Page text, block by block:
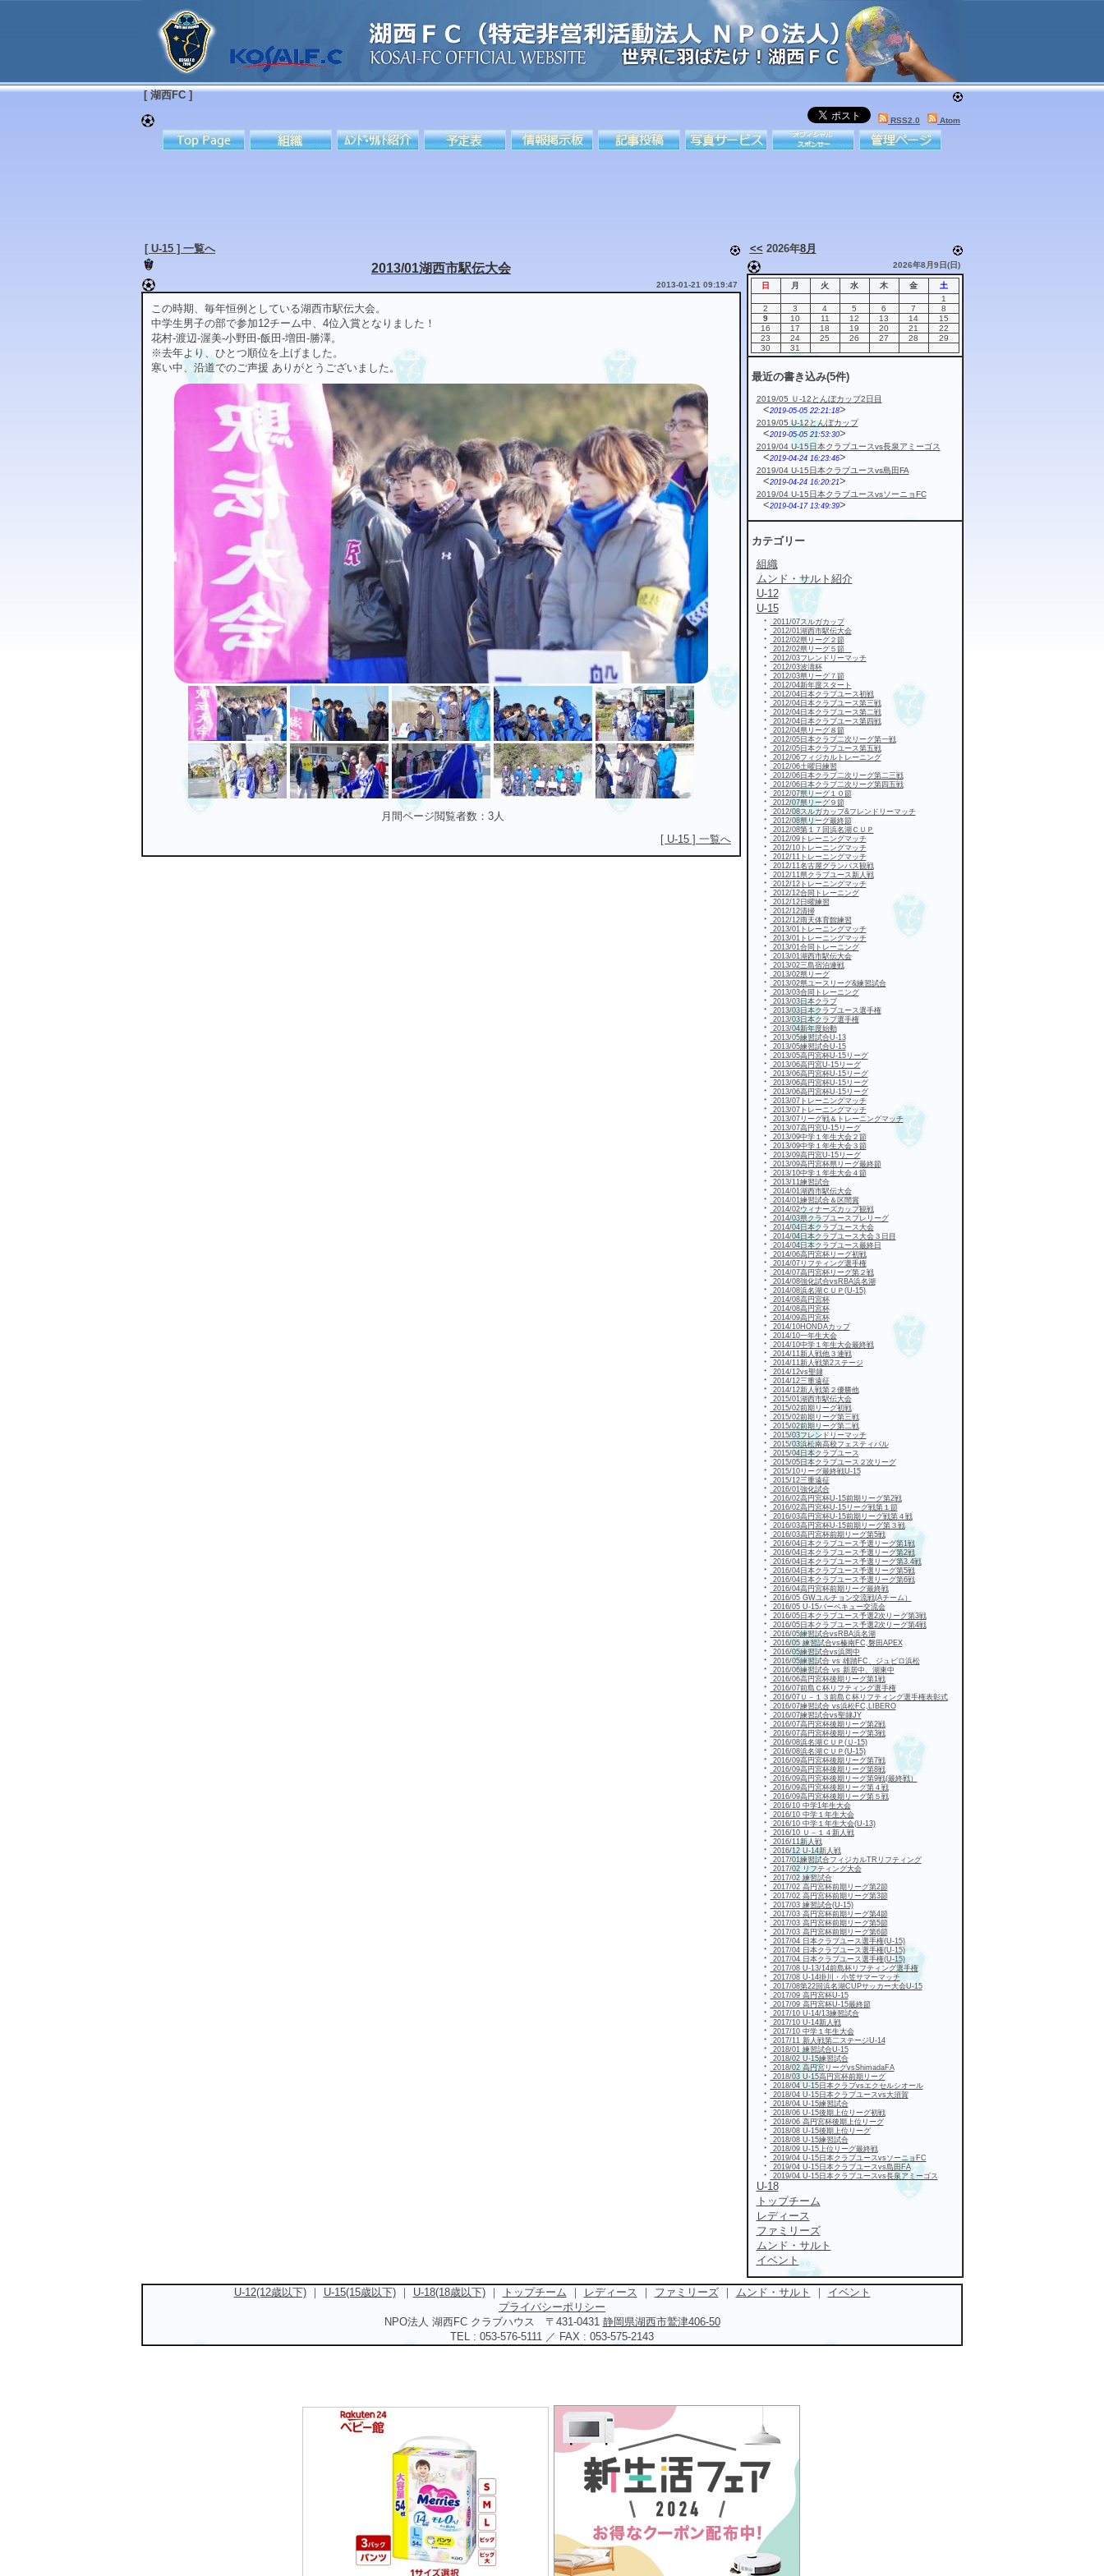
[ 湖西FC ]
RSS2.0 Atom
[ U-15 ] 一覧へ
2013/01湖西市駅伝大会
2013-01-21 09:19:47
この時期、毎年恒例としている湖西市駅伝大会。
中学生男子の部で参加12チーム中、4位入賞となりました！
花村-渡辺-渥美-小野田-飯田-増田-勝澤。
※去年より、ひとつ順位を上げました。
寒い中、沿道でのご声援 ありがとうございました。
月間ページ閲覧者数：3人
[ U-15 ] 一覧へ
<< 2026年8月
2026年8月9日(日)
日 月 火 水 木 金
土
1
2
3 4 5 6 7
8
9
10 11 12 13 14
15
16
17 18 19 20 21
22
23
24 25 26 27 28
29
30
31
最近の書き込み(5件)
2019/05 Ｕ-12とんぼカップ2日目
<2019-05-05 22:21:18>
2019/05 U-12とんぼカップ
<2019-05-05 21:53:30>
2019/04 U-15日本クラブユースvs長泉アミーゴス
<2019-04-24 16:23:46>
2019/04 U-15日本クラブユースvs島田FA
<2019-04-24 16:20:21>
2019/04 U-15日本クラブユースvsソーニョFC
<2019-04-17 13:49:39>
カテゴリー
組織
ムンド・サルト紹介
U-12
U-15
・
2011/07スルガカップ
・ 2012/01湖西市駅伝大会
・ 2012/02県リーグ２節
・ 2012/02県リーグ５節
・ 2012/03フレンドリーマッチ
・ 2012/03波濤杯
・ 2012/03県リーグ７節
・ 2012/04新年度スタート
・ 2012/04日本クラブユース初戦
・ 2012/04日本クラブユース第三戦
・ 2012/04日本クラブユース第二戦
・ 2012/04日本クラブユース第四戦
・ 2012/04県リーグ８節
・ 2012/05日本クラブ二次リーグ第一戦
・ 2012/05日本クラブユース第五戦
・ 2012/06フィジカルトレーニング
・ 2012/06土曜日練習
・ 2012/06日本クラブ二次リーグ第二三戦
・ 2012/06日本クラブ二次リーグ第四五戦
・ 2012/07県リーグ１０節
・ 2012/07県リーグ９節
・ 2012/08スルガカップ&フレンドリーマッチ
・ 2012/08県リーグ最終節
・ 2012/08第１７回浜名湖ＣＵＰ
・ 2012/09トレーニングマッチ
・ 2012/10トレーニングマッチ
・ 2012/11トレーニングマッチ
・ 2012/11名古屋グランパス観戦
・ 2012/11県クラブユース新人戦
・ 2012/12トレーニングマッチ
・ 2012/12合同トレーニング
・ 2012/12日曜練習
・ 2012/12清掃
・ 2012/12雨天体育館練習
・ 2013/01トレーニングマッチ
・ 2013/01トレーニングマッチ
・ 2013/01合同トレーニング
・ 2013/01湖西市駅伝大会
・ 2013/02三島宿泊連戦
・ 2013/02県リーグ
・ 2013/02県ユースリーグ&練習試合
・ 2013/03合同トレーニング
・ 2013/03日本クラブ
・ 2013/03日本クラブユース選手権
・ 2013/03日本クラブ選手権
・ 2013/04新年度始動
・ 2013/05練習試合U-13
・ 2013/05練習試合U-15
・ 2013/05高円宮杯U-15リーグ
・ 2013/06高円宮U-15リーグ
・ 2013/06高円宮杯U-15リーグ
・ 2013/06高円宮杯U-15リーグ
・ 2013/06高円宮杯U-15リーグ
・ 2013/07トレーニングマッチ
・ 2013/07トレーニングマッチ
・ 2013/07リーグ戦＆トレーニングマッチ
・ 2013/07高円宮U-15リーグ
・ 2013/09中学１年生大会２節
・ 2013/09中学１年生大会３節
・ 2013/09高円宮U-15リーグ
・ 2013/09高円宮杯県リーグ最終節
・ 2013/10中学１年生大会４節
・ 2013/11練習試合
・ 2014/01湖西市駅伝大会
・ 2014/01練習試合＆区間賞
・ 2014/02ウィナーズカップ観戦
・ 2014/03県クラブユースプレリーグ
・ 2014/04日本クラブユース大会
・ 2014/04日本クラブユース大会３日目
・ 2014/04日本クラブユース最終日
・ 2014/06高円宮杯リーグ初戦
・ 2014/07リフティング選手権
・ 2014/07高円宮杯リーグ第２戦
・ 2014/08強化試合vsRBA浜名湖
・ 2014/08浜名湖ＣＵＰ(U-15)
・ 2014/08高円宮杯
・ 2014/08高円宮杯
・ 2014/09高円宮杯
・ 2014/10HONDAカップ
・ 2014/10一年生大会
・ 2014/10中学１年生大会最終戦
・ 2014/11新人戦他３連戦
・ 2014/11新人戦第2ステージ
・ 2014/12vs聖隷
・ 2014/12三重遠征
・ 2014/12新人戦第２優勝他
・ 2015/01湖西市駅伝大会
・ 2015/02前期リーグ初戦
・ 2015/02前期リーグ第三戦
・ 2015/02前期リーグ第二戦
・ 2015/03フレンドリーマッチ
・ 2015/03浜松南高校フェスティバル
・ 2015/04日本クラブユース
・ 2015/05日本クラブユース２次リーグ
・ 2015/10リーグ最終戦U-15
・ 2015/12三重遠征
・ 2016/01強化試合
・ 2016/02高円宮杯U-15前期リーグ第2戦
・ 2016/02高円宮杯U-15リーグ戦第１節
・ 2016/03高円宮杯U-15前期リーグ戦第４戦
・ 2016/03高円宮杯U-15前期リーグ第３戦
・ 2016/03高円宮杯前期リーグ第5戦
・ 2016/04日本クラブユース予選リーグ第1戦
・ 2016/04日本クラブユース予選リーグ第2戦
・ 2016/04日本クラブユース予選リーグ第3.4戦
・ 2016/04日本クラブユース予選リーグ第5戦
・ 2016/04日本クラブユース予選リーグ第6戦
・ 2016/04高円宮杯前期リーグ最終戦
・ 2016/05 GWユルチョン交流戦(Aチーム）
・ 2016/05 U-15バーベキュー交流会
・ 2016/05日本クラブユース予選2次リーグ第3戦
・ 2016/05日本クラブユース予選2次リーグ第4戦
・ 2016/05練習試合vsRBA浜名湖
・ 2016/05 練習試合vs榛南FC,磐田APEX
・ 2016/05練習試合vs浜岡中
・ 2016/05練習試合 vs 雄踏FC、ジュビロ浜松
・ 2016/06練習試合 vs 新居中、湖東中
・ 2016/06高円宮杯後期リーグ第1戦
・ 2016/07前島Ｃ杯リフティング選手権
・ 2016/07Ｕ－１３前島Ｃ杯リフティング選手権表彰式
・ 2016/07練習試合 vs浜松FC,LIBERO
・ 2016/07練習試合vs聖隷JY
・ 2016/07高円宮杯後期リーグ第2戦
・ 2016/07高円宮杯後期リーグ第3戦
・ 2016/08浜名湖ＣＵＰ(Ｕ-15)
・ 2016/08浜名湖ＣＵＰ(U-15)
・ 2016/09高円宮杯後期リーグ第7戦
・ 2016/09高円宮杯後期リーグ第8戦
・ 2016/09高円宮杯後期リーグ第9戦(最終戦）
・ 2016/09高円宮杯後期リーグ第４戦
・ 2016/09高円宮杯後期リーグ第５戦
・ 2016/10 中学1年生大会
・ 2016/10 中学１年生大会
・ 2016/10 中学１年生大会(U-13)
・ 2016/10 Ｕ－１４新人戦
・ 2016/11新人戦
・ 2016/12 U-14新人戦
・ 2017/01練習試合フィジカルTRリフティング
・ 2017/02 リフティング大会
・ 2017/02 練習試合
・ 2017/02 高円宮杯前期リーグ第2節
・ 2017/02 高円宮杯前期リーグ第3節
・ 2017/03 練習試合(U-15)
・ 2017/03 高円宮杯前期リーグ第4節
・ 2017/03 高円宮杯前期リーグ第5節
・ 2017/03 高円宮杯前期リーグ第6節
・ 2017/04 日本クラブユース選手権(U-15)
・ 2017/04 日本クラブユース選手権(U-15)
・ 2017/04 日本クラブユース選手権(U-15)
・ 2017/08 U-13/14前島杯リフティング選手権
・ 2017/08 U-14掛川・小笠サマーマッチ
・ 2017/08第22回浜名湖CUPサッカー大会U-15
・ 2017/09 高円宮杯U-15
・ 2017/09 高円宮杯U-15最終節
・ 2017/10 U-14/13練習試合
・ 2017/10 U-14新人戦
・ 2017/10 中学１年生大会
・ 2017/11 新人戦第二ステージU-14
・ 2018/01 練習試合U-15
・ 2018/02 U-15練習試合
・ 2018/02 高円宮リーグvsShimadaFA
・ 2018/03 U-15高円宮杯前期リーグ
・ 2018/04 U-15日本クラブvsエクセルシオール
・ 2018/04 U-15日本クラブユースvs大須賀
・ 2018/04 U-15練習試合
・ 2018/06 U-15後期上位リーグ初戦
・ 2018/06 高円宮杯後期上位リーグ
・ 2018/08 U-15後期上位リーグ
・ 2018/08 U-15練習試合
・ 2018/09 U-15上位リーグ最終戦
・ 2019/04 U-15日本クラブユースvsソーニョFC
・ 2019/04 U-15日本クラブユースvs島田FA
・ 2019/04 U-15日本クラブユースvs長泉アミーゴス
U-18
トップチーム
レディース
ファミリーズ
ムンド・サルト
イベント
U-12(12歳以下)｜ U-15(15歳以下)｜ U-18(18歳以下)｜ トップチーム ｜ レディース ｜ ファミリーズ｜ ムンド・サルト ｜ イベント
プライバシーポリシー
NPO法人 湖西FC クラブハウス 〒431-0431 静岡県湖西市鷲津406-50
TEL : 053-576-5111 ／ FAX : 053-575-2143